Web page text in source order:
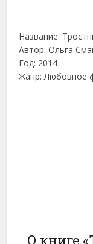
Название:
Автор: Ольга
Год: 2014
Жанр: Любовное
О книге